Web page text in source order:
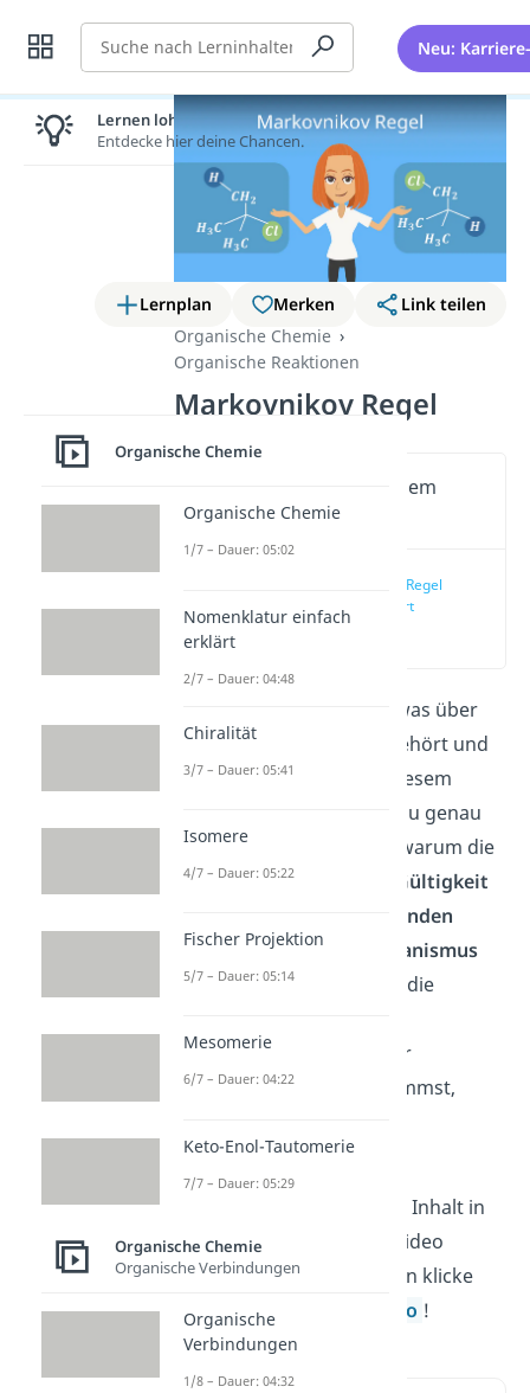
Suche Neu:
Lernplan Merken
Link teilen
Organische Chemie
Organische Reaktionen
Markovnikov Regel
Wichtige Inhalte in diesem
Video
Markovnikov Regel
einfach erklärt
Du hast in vor kurzem etwas über
dieMarkovnikov Regel
gehört und
möchtest jetzt mehr zu diesem
Thema wissen? Hier bist du genau
richtig! Wir erklären dir, warum die
Markovnikov
Gültigkeit
Anwenden
kannst und wie der
Mechanismus
dahinter aussieht. Wie du die
Additionsreaktion
mit der
Markovnikov
bestimmst,
Beispielen.
Falls du lieber den ganzen Inhalt in
geballter Form in einem Video
anschauen möchtest, dann klicke
doch einfach auf das
Video !
Lernen lohnt sich!
Entdecke hier deine Chancen.
Organische Chemie
Organische Chemie
1/7 – Dauer: 05:02
Nomenklatur einfach
erklärt
2/7 – Dauer: 04:48
Chiralität
3/7 – Dauer: 05:41
Isomere
4/7 – Dauer: 05:22
Fischer Projektion
5/7 – Dauer: 05:14
Mesomerie
6/7 – Dauer: 04:22
Keto-Enol-Tautomerie
7/7 – Dauer: 05:29
Organische Chemie
Organische Verbindungen
Organische
Verbindungen
1/8 – Dauer: 04:32